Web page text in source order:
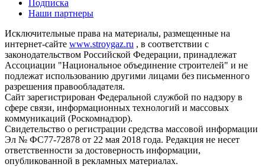
Подписка
Наши партнеры
Исключительные права на материалы, размещенные на
интернет-сайте www.stroygaz.ru , в соответствии с
законодательством Российской Федерации, принадлежат
Ассоциации "Национальное объединение строителей" и не
подлежат использованию другими лицами без письменного
разрешения правообладателя.
Сайт зарегистрирован Федеральной службой по надзору в
сфере связи, информационных технологий и массовых
коммуникаций (Роскомнадзор).
Свидетельство о регистрации средства массовой информации
Эл № ФС77-72878 от 22 мая 2018 года. Редакция не несет
ответственности за достоверность информации,
опубликованной в рекламных материалах.